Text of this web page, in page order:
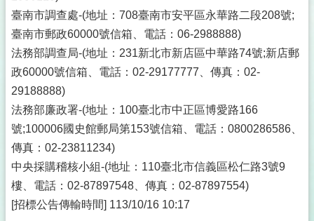
臺南市調查處-(地址：708臺南市安平區永華路二段208號;
臺南市郵政60000號信箱、電話：06-2988888)
法務部調查局-(地址：231新北市新店區中華路74號;新店郵
政60000號信箱、電話：02-29177777、傳真：02-
29188888)
法務部廉政署-(地址：100臺北市中正區博愛路166
號;100006國史館郵局第153號信箱、電話：0800286586、
傳真：02-23811234)
中央採購稽核小組-(地址：110臺北市信義區松仁路3號9
樓、電話：02-87897548、傳真：02-87897554)
[招標公告傳輸時間] 113/10/16 10:17